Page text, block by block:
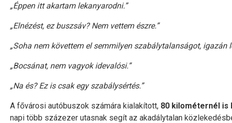
„Éppen itt akartam lekanyarodni.”
„Elnézést, ez buszsáv? Nem vettem észre.”
„Soha nem követtem el semmilyen szabálytalanságot, igazán
„Bocsánat, nem vagyok idevalósi.”
„Na és? Ez is csak egy szabálysértés.”
A fővárosi autóbuszok számára kialakított, 80 kilométernél is
napi több százezer utasnak segít az akadálytalan